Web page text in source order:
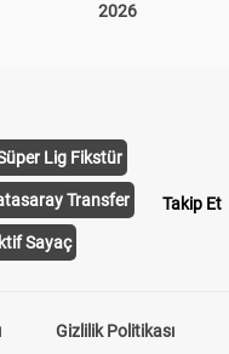
2026
Lig Fikstür
Transfer
Sayaç
Takip Et
Gizlilik Politikası